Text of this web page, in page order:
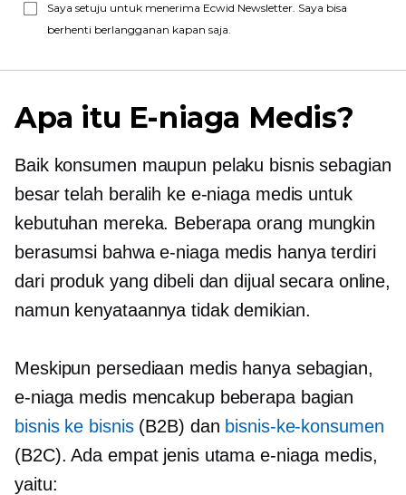
Saya setuju untuk menerima Ecwid Newsletter. Saya bisa
berhenti berlangganan kapan saja.
Apa itu E-niaga Medis?
Baik konsumen maupun pelaku bisnis sebagian
besar telah beralih ke e-niaga medis untuk
kebutuhan mereka. Beberapa orang mungkin
berasumsi bahwa e-niaga medis hanya terdiri
dari produk yang dibeli dan dijual secara online,
namun kenyataannya tidak demikian.
Meskipun persediaan medis hanya sebagian,
e-niaga medis mencakup beberapa bagian
bisnis ke bisnis(B2B) dan bisnis-ke-konsumen
(B2C). Ada empat jenis utama e-niaga medis,
yaitu: